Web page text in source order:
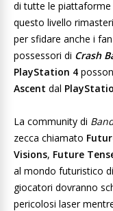
di tutte le
questo livello
per sfidare anche i
possessori di Crash
PlayStation 4
Ascent dal
La community di
zecca chiamato
Visions, Future
al mondo futuristico di
giocatori dovranno
pericolosi laser